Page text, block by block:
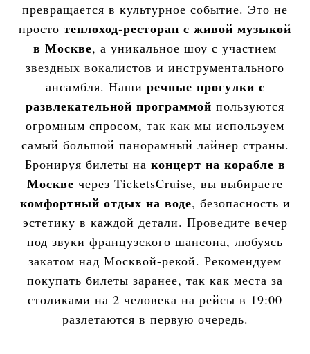
превращается в культурное событие. Это не
просто теплоход-ресторан с живой музыкой
в Москве, а уникальное шоу с участием
звездных вокалистов и инструментального
ансамбля. Наши речные прогулки с
развлекательной программой пользуются
огромным спросом, так как мы используем
самый большой панорамный лайнер страны.
Бронируя билеты на концерт на корабле в
Москве через TicketsCruise, вы выбираете
комфортный отдых на воде, безопасность и
эстетику в каждой детали. Проведите вечер
под звуки французского шансона, любуясь
закатом над Москвой-рекой. Рекомендуем
покупать билеты заранее, так как места за
столиками на 2 человека на рейсы в 19:00
разлетаются в первую очередь.